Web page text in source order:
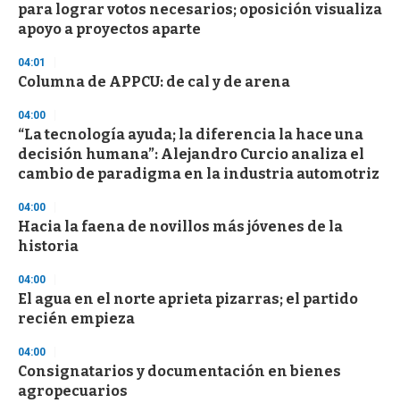
para lograr votos necesarios; oposición visualiza
apoyo a proyectos aparte
04:01
Columna de APPCU: de cal y de arena
04:00
“La tecnología ayuda; la diferencia la hace una
decisión humana”: Alejandro Curcio analiza el
cambio de paradigma en la industria automotriz
04:00
Hacia la faena de novillos más jóvenes de la
historia
04:00
El agua en el norte aprieta pizarras; el partido
recién empieza
04:00
Consignatarios y documentación en bienes
agropecuarios